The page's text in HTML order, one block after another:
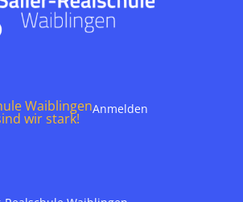
Waiblingen
wir stark!
Anmelden